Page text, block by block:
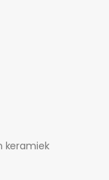
keramiek